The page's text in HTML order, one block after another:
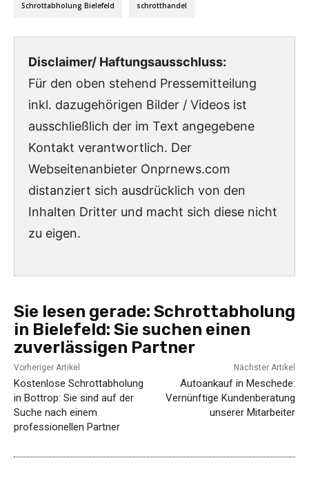
Schrottabholung Bielefeld schrotthandel
Disclaimer/ Haftungsausschluss:
Für den oben stehend Pressemitteilung
inkl. dazugehörigen Bilder / Videos ist
ausschließlich der im Text angegebene
Kontakt verantwortlich. Der
Webseitenanbieter Onprnews.com
distanziert sich ausdrücklich von den
Inhalten Dritter und macht sich diese nicht
zu eigen.
Sie lesen gerade: Schrottabholung
in Bielefeld: Sie suchen einen
zuverlässigen Partner
Vorheriger Artikel
Kostenlose Schrottabholung
in Bottrop: Sie sind auf der
Suche nach einem
professionellen Partner
Nächster Artikel
Autoankauf in Meschede:
Vernünftige Kundenberatung
unserer Mitarbeiter